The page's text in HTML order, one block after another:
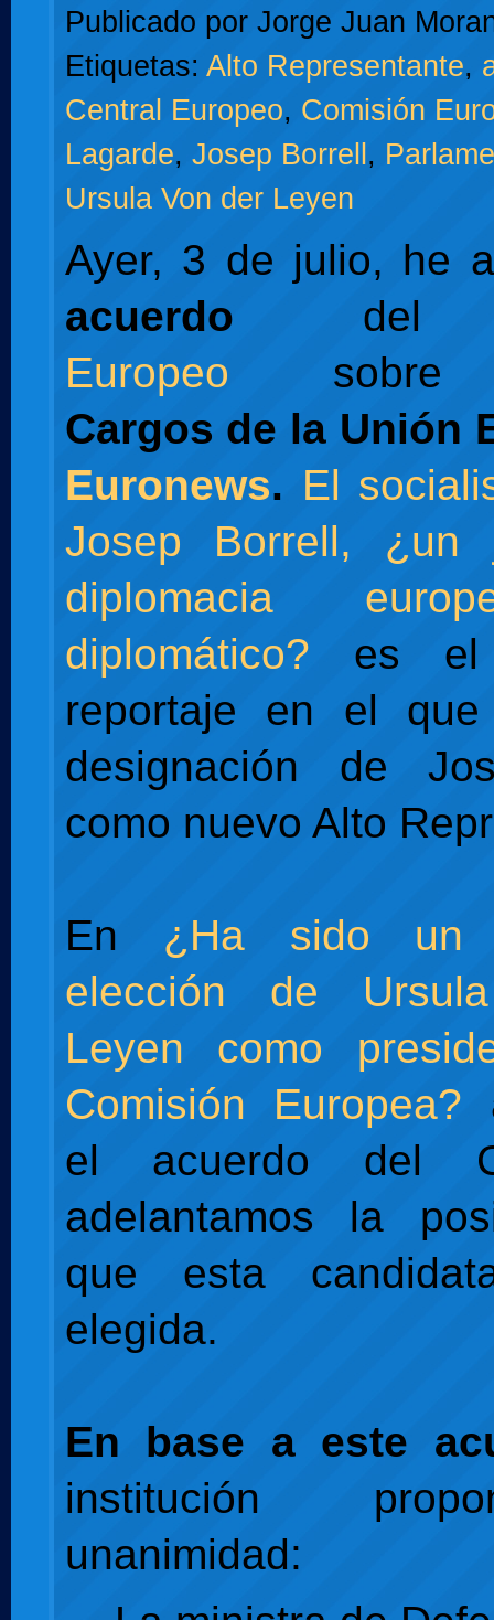
Publicado por Jorge Juan
Etiquetas: Alto Representante,
Central Europeo, Comisión
Lagarde, Josep Borrell,
Ursula Von der Leyen
Ayer, 3 de julio, he
acuerdo
Europeo
Cargos de la Unión
Euronews. El
Josep Borrell,
diplomacia
diplomático? es el
reportaje en el
designación de
como nuevo Alto
En ¿Ha sido un
elección de
Leyen como
Comisión Europea?
el acuerdo del
adelantamos la
que esta
elegida.
En base a este
institución
unanimidad: